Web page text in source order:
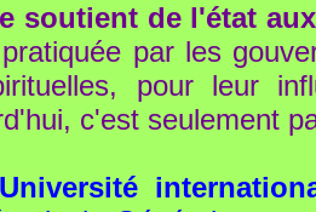
soutient de l'état
par les
pour leur
c'est seulement